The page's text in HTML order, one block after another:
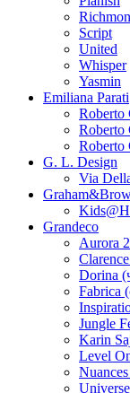
Script
United
Whisper
Yasmin
Emiliana Parati
Roberto
Roberto
Roberto
G. L. Design
Via
Grandeco
Aurora
Dorina
Fabrica
Jungle
Karin
Level
Universe